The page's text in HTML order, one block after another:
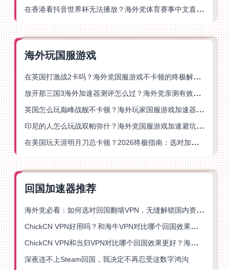
在香港看抖音世界杯无法播放？海外党体育赛事中文直播终极指南
海外玩国服游戏
在英国打激战2卡吗？海外党国服游戏不卡顿的终极解决方案
放开那三国3海外加速器测评怎么过？海外党亲测有效的国服游戏加速指南
英国怎么玩巅峰战舰不卡顿？海外玩家国服游戏加速器终极指南
印尼的人怎么玩战双帕弥什？海外党国服游戏加速避坑指南
在美国玩天涯明月刀总卡顿？2026终极指南：选对加速器让你丝滑连招
回国加速器推荐
海外党必看：如何选对回国翻墙VPN，无缝解锁国内资源？
ChickCN VPN好用吗？和海牛VPN对比哪个回国效果更好？
ChickCN VPN和当归VPN对比哪个回国效果更好？海外党亲测后选了它
深夜连不上Steam回国，我决定不再忍受这数字鸿沟